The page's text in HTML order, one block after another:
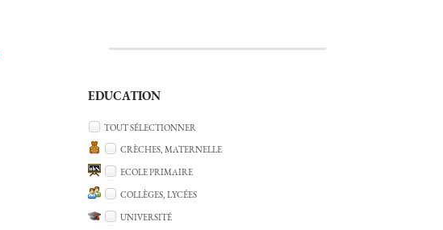
EDUCATION
TOUT SÉLECTIONNER
CRÈCHES, MATERNELLE
ECOLE PRIMAIRE
COLLÈGES, LYCÉES
UNIVERSITÉ